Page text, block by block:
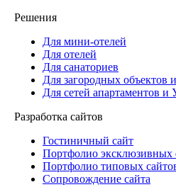
Решения
Для мини-отелей
Для отелей
Для санаториев
Для загородных объектов
Для сетей апартаментов и
Разработка сайтов
Гостиничный сайт
Портфолио эксклюзивных
Портфолио типовых
Сопровождение сайта